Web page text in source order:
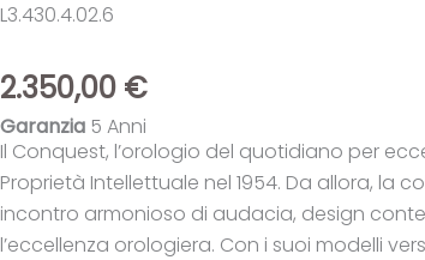
L3.430.4.02.6
2.350,00 €
Garanzia 5 Anni
Il Conquest, l’orologio del quotidiano per
Proprietà Intellettuale nel 1954. Da allora, la
incontro armonioso di audacia, design
l’eccellenza orologiera. Con i suoi modelli